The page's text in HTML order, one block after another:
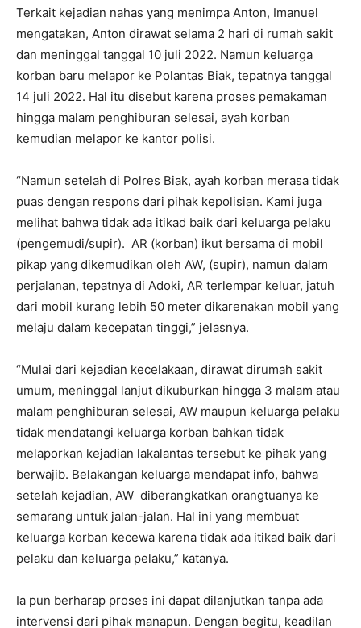
Terkait kejadian nahas yang menimpa Anton, Imanuel
mengatakan, Anton dirawat selama 2 hari di rumah sakit
dan meninggal tanggal 10 juli 2022. Namun keluarga
korban baru melapor ke Polantas Biak, tepatnya tanggal
14 juli 2022. Hal itu disebut karena proses pemakaman
hingga malam penghiburan selesai, ayah korban
kemudian melapor ke kantor polisi.
“Namun setelah di Polres Biak, ayah korban merasa tidak
puas dengan respons dari pihak kepolisian. Kami juga
melihat bahwa tidak ada itikad baik dari keluarga pelaku
(pengemudi/supir). AR (korban) ikut bersama di mobil
pikap yang dikemudikan oleh AW, (supir), namun dalam
perjalanan, tepatnya di Adoki, AR terlempar keluar, jatuh
dari mobil kurang lebih 50 meter dikarenakan mobil yang
melaju dalam kecepatan tinggi,” jelasnya.
“Mulai dari kejadian kecelakaan, dirawat dirumah sakit
umum, meninggal lanjut dikuburkan hingga 3 malam atau
malam penghiburan selesai, AW maupun keluarga pelaku
tidak mendatangi keluarga korban bahkan tidak
melaporkan kejadian lakalantas tersebut ke pihak yang
berwajib. Belakangan keluarga mendapat info, bahwa
setelah kejadian, AW diberangkatkan orangtuanya ke
semarang untuk jalan-jalan. Hal ini yang membuat
keluarga korban kecewa karena tidak ada itikad baik dari
pelaku dan keluarga pelaku,” katanya.
Ia pun berharap proses ini dapat dilanjutkan tanpa ada
intervensi dari pihak manapun. Dengan begitu, keadilan